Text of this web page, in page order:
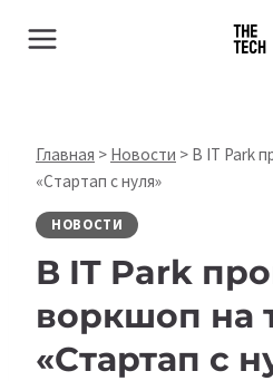
Главная > Новости > В IT Park
«Стартап с нуля»
НОВОСТИ
В IT Park
воркшоп на
«Стартап с